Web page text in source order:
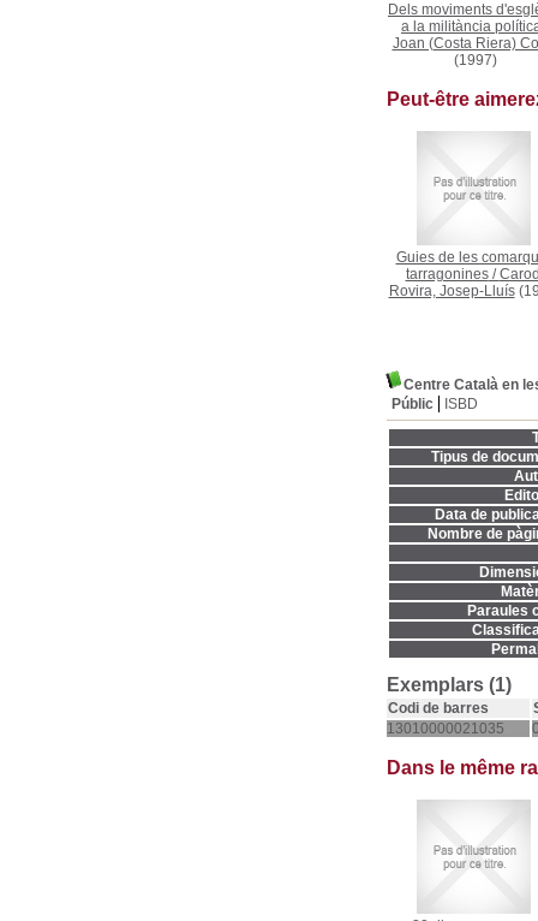
Dels moviments
a la militància
Joan (Costa Riera)
(1997)
Peut-être
Guies de les
tarragonines/
Rovira, Josep-Lluís
Centre Català en
Públic
ISBD
Tipus de
Data de
Nombre de
Paraules
Exemplars (1)
Codi de barres
13010000021035
Dans le même